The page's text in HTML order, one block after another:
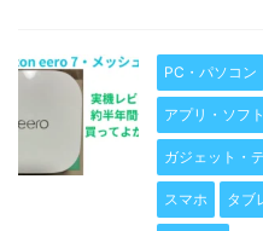
PC・パソコン
アプリ・ソフト
ガジェット・
スマホ タブ